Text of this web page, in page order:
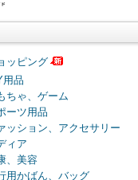
ッピング
用品
ちゃ、ゲーム
ーツ用品
ッション、アクセサリー
ィア
、美容
用かばん、バッグ